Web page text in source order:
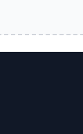
off of